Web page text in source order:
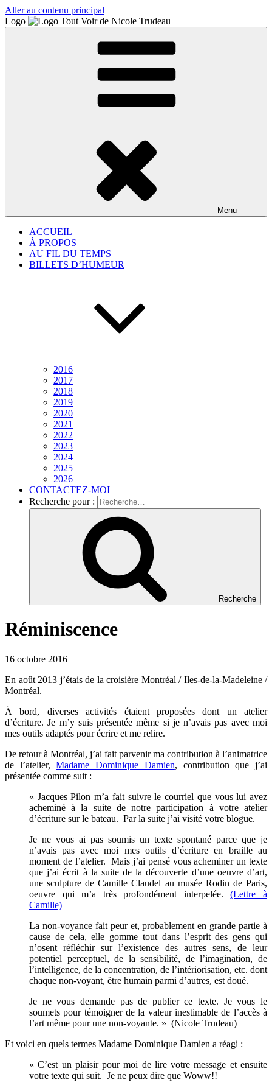
Aller au contenu principal
Logo
Menu
ACCUEIL
À PROPOS
AU FIL DU TEMPS
BILLETS D’HUMEUR
2016
2017
2018
2019
2020
2021
2022
2023
2024
2025
2026
CONTACTEZ-MOI
Recherche pour :
Recherche
Réminiscence
16 octobre 2016
En août 2013 j’étais de la croisière Montréal / Iles-de-la-Madeleine /
Montréal.
À bord, diverses activités étaient proposées dont un atelier
d’écriture. Je m’y suis présentée même si je n’avais pas avec moi
mes outils adaptés pour écrire et me relire.
De retour à Montréal, j’ai fait parvenir ma contribution à l’animatrice
de l’atelier,Madame Dominique Damien, contribution que j’ai
présentée comme suit :
« Jacques Pilon m’a fait suivre le courriel que vous lui avez
acheminé à la suite de notre participation à votre atelier
d’écriture sur le bateau. Par la suite j’ai visité votre blogue.
Je ne vous ai pas soumis un texte spontané parce que je
n’avais pas avec moi mes outils d’écriture en braille au
moment de l’atelier. Mais j’ai pensé vous acheminer un texte
que j’ai écrit à la suite de la découverte d’une oeuvre d’art,
une sculpture de Camille Claudel au musée Rodin de Paris,
oeuvre qui m’a très profondément interpelée.(Lettre à
Camille)
La non-voyance fait peur et, probablement en grande partie à
cause de cela, elle gomme tout dans l’esprit des gens qui
n’osent réfléchir sur l’existence des autres sens, de leur
potentiel perceptuel, de la sensibilité, de l’imagination, de
l’intelligence, de la concentration, de l’intériorisation, etc. dont
chaque non-voyant, être humain parmi d’autres, est doué.
Je ne vous demande pas de publier ce texte. Je vous le
soumets pour témoigner de la valeur inestimable de l’accès à
l’art même pour une non-voyante. » (Nicole Trudeau)
Et voici en quels termes Madame Dominique Damien a réagi :
« C’est un plaisir pour moi de lire votre message et ensuite
votre texte qui suit. Je ne peux dire que Woww!!